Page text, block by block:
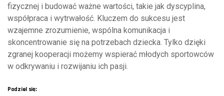
fizycznej i budować ważne wartości, takie jak dyscyplina,
współpraca i wytrwałość. Kluczem do sukcesu jest
wzajemne zrozumienie, wspólna komunikacja i
skoncentrowanie się na potrzebach dziecka. Tylko dzięki
zgranej kooperacji możemy wspierać młodych sportowców
w odkrywaniu i rozwijaniu ich pasji.
Podziel się: